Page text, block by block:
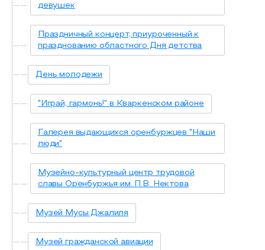
девушек
Праздничный концерт, приуроченный к
празднованию областного Дня детства
День молодежи
"Играй, гармонь!" в Кваркенском районе
Галерея выдающихся оренбуржцев "Наши
люди"
Музейно-культурный центр трудовой
славы Оренбуржья им. П.В. Нектова
Музей Мусы Джалиля
Музей гражданской авиации